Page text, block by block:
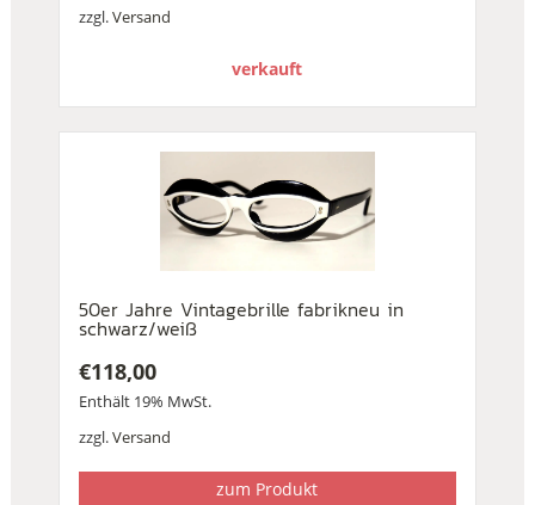
zzgl.Versand
verkauft
50er Jahre Vintagebrille fabrikneu in
schwarz/weiß
€118,00
Enthält 19% MwSt.
zzgl.Versand
zum Produkt